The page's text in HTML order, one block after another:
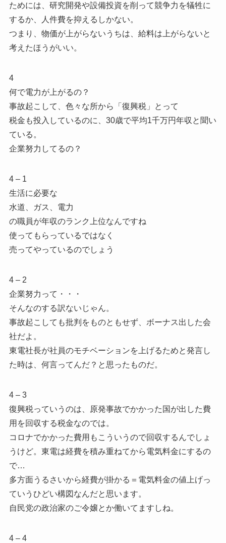
ためには、研究開発や設備投資を削って競争力を犠牲に
するか、人件費を抑えるしかない。
つまり、物価が上がらないうちは、給料は上がらないと
考えたほうがいい。
4
何で電力が上がるの？
事故起こして、色々な所から「復興税」とって
税金も投入しているのに、30歳で平均1千万円年収と聞い
ている。
企業努力してるの？
4 – 1
生活に必要な
水道、ガス、電力
の職員が年収のランク上位なんですね
使ってもらっているではなく
売ってやっているのでしょう
4 – 2
企業努力って・・・
そんなのする訳ないじゃん。
事故起こしても批判をものともせず、ボーナス出した会
社だよ。
東電社長が社員のモチベーションを上げるためと発言し
た時は、何言ってんだ？と思ったものだ。
4 – 3
復興税っていうのは、原発事故でかかった国が出した費
用を回収する税金なのでは。
コロナでかかった費用もこういうので回収するんでしょ
うけど。東電は経費を積み重ねてから電気料金にするの
で…
多方面うるさいから経費が掛かる＝電気料金の値上げっ
ていうひどい構図なんだと思います。
自民党の政治家のご令嬢とか働いてますしね。
4 – 4